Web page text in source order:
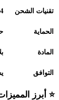
تقنيات الشحن
الحماية
المادة
التوافق يشحن
⭐ أبرز